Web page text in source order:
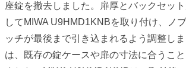
座錠を撤去しました。扉厚とバックセッ
してMIWA U9HMD1KNBを取り付け、ノ
ッチが最後まで引き込まれるよう調整し
は、既存の錠ケースや扉の寸法に合うこ